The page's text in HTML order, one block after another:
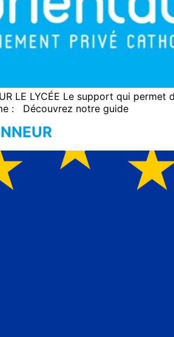
LE LYCÉE Le support qui
: Découvrez notre guide